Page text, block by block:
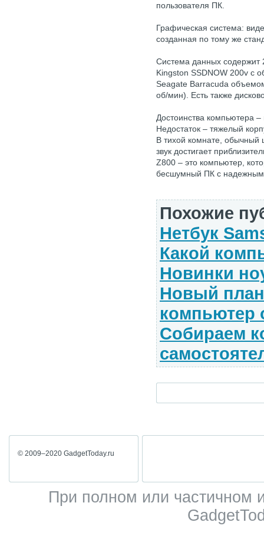
пользователя ПК.
Графическая система:
созданная по тому же
Система данных содержит
Kingston SSDNOW 200v с
Seagate Barracuda
об/мин). Есть также
Достоинства компьютера
Недостаток – тяжелый
В тихой комнате, обычный
звук достигает
Z800 – это компьютер,
бесшумный ПК с
Похожие
Нетбук
Какой
Новинки
Новый
компьютер
Собираем
© 2009–2020 GadgetToday.ru
При полном или частичном